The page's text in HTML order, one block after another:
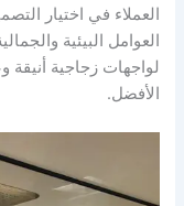
العملاء في اختيار
العوامل البيئية
لواجهات زجاجية
الأفضل.